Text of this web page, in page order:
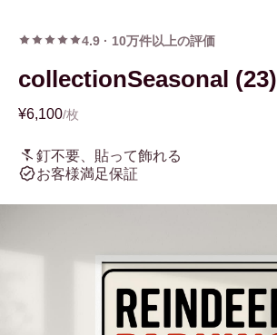
4.9 · 10万件以上の評価
collectionSeasonal (23)
¥6,100/枚
釘不要、貼って飾れる
お客様満足保証